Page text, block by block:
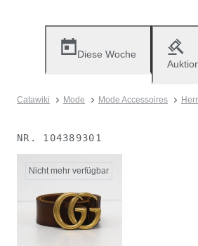
Diese Woche
Catawiki Mode Mode Accessoires
NR. 104389301
Nicht mehr verfügbar